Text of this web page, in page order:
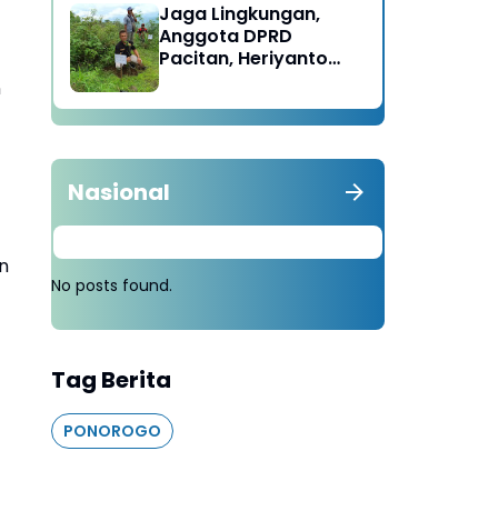
Karesidenan Madiun
Raya
Jaga Lingkungan,
Anggota DPRD
Pacitan, Heriyanto
Tebang 100 Pohon
diganti Tanam 1000
Nasional
No posts found.
Tag Berita
PONOROGO